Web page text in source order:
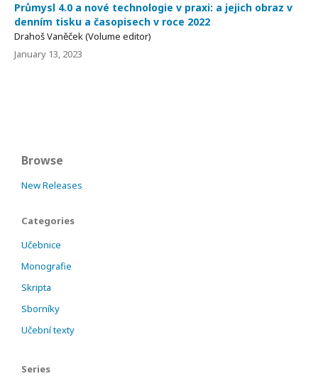
Průmysl 4.0 a nové technologie v praxi: a jejich obraz v
denním tisku a časopisech v roce 2022
Drahoš Vaněček (Volume editor)
January 13, 2023
Browse
New Releases
Categories
Učebnice
Monografie
Skripta
Sborníky
Učební texty
Series